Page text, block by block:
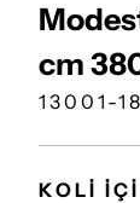
cm
13001-
KOLİ